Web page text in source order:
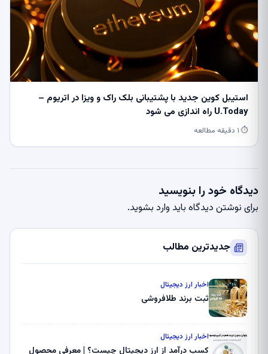
استیبل کوین جدید با پشتیبانی بلک راک و ویزا در اتریوم –
U.Today راه اندازی می شود
⏱ ۱ دقیقه مطالعه
دیدگاه خود را بنویسید
برای نوشتن دیدگاه باید وارد بشوید.
جدیدترین مطالب
اخبار ارز دیجیتال
ثبت برند طلافروشی
اخبار ارز دیجیتال
کسب درآمد از ارز دیجیتال چیست؟ | معرفی محصول